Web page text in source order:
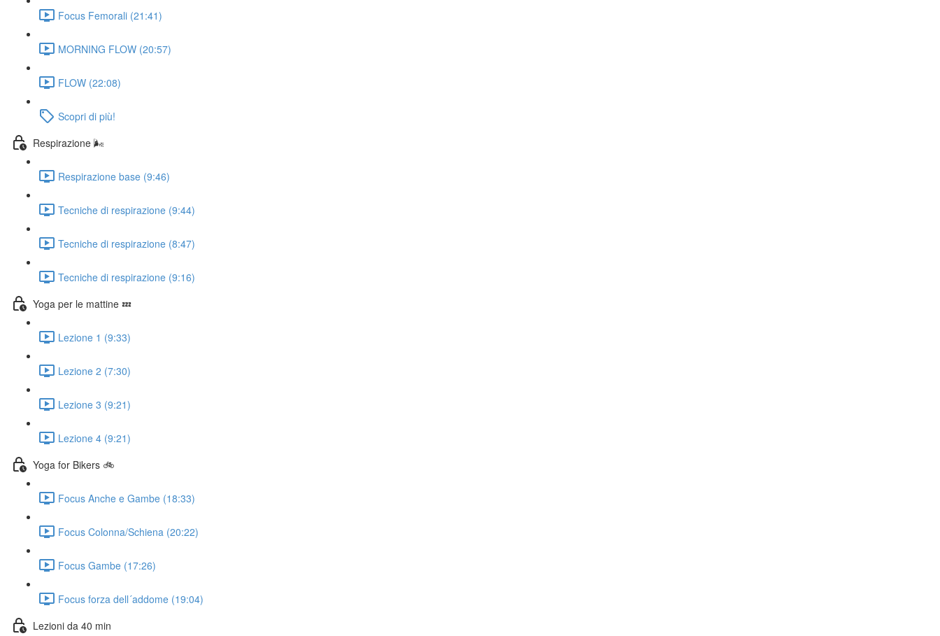
Focus Femorali (21:41)
MORNING FLOW (20:57)
FLOW (22:08)
Scopri di più!
Respirazione 🌬️
Respirazione base (9:46)
Tecniche di respirazione (9:44)
Tecniche di respirazione (8:47)
Tecniche di respirazione (9:16)
Yoga per le mattine 💤
Lezione 1 (9:33)
Lezione 2 (7:30)
Lezione 3 (9:21)
Lezione 4 (9:21)
Yoga for Bikers 🚲
Focus Anche e Gambe (18:33)
Focus Colonna/Schiena (20:22)
Focus Gambe (17:26)
Focus forza dell´addome (19:04)
Lezioni da 40 min